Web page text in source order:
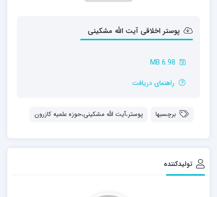
پوستر اخلاقی آیت الله مشکینی
6.98 MB
راهنمای دریافت
برچسبها پوستر،آیت الله مشکینی،حوزه علمیه کازرون
تولیدکننده